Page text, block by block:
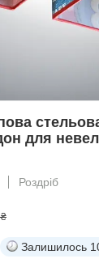
для
Роздріб
Залишилось